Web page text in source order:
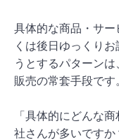
具体的な商品・サ
くは後日ゆっくり
うとするパターン
販売の常套手段です
「具体的にどんな
社さんが多いです